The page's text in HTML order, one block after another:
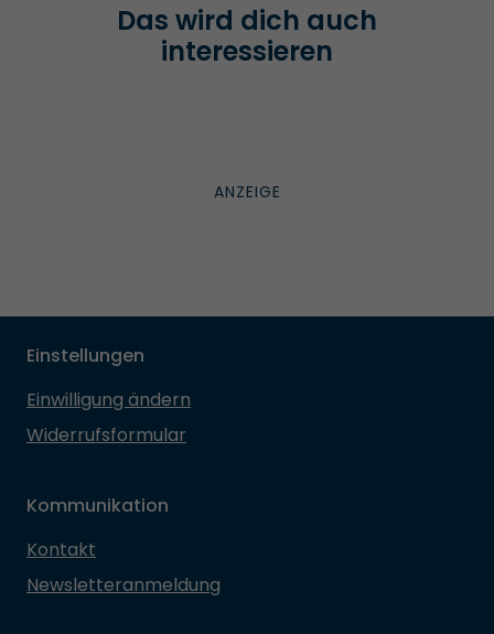
Das wird dich auch
interessieren
Einstellungen
Einwilligung ändern
Widerrufsformular
Kommunikation
Kontakt
Newsletteranmeldung